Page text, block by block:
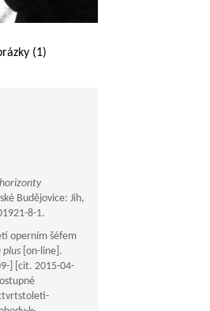
(1)
Budějovice: Jih,
8-1.
operním šéfem
plus [on-line].
] [cit. 2015-04-